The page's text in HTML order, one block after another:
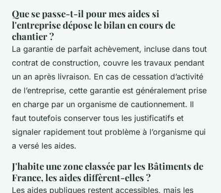
Que se passe-t-il pour mes aides si
l'entreprise dépose le bilan en cours de
chantier ?
La garantie de parfait achèvement, incluse dans tout
contrat de construction, couvre les travaux pendant
un an après livraison. En cas de cessation d’activité
de l’entreprise, cette garantie est généralement prise
en charge par un organisme de cautionnement. Il
faut toutefois conserver tous les justificatifs et
signaler rapidement tout problème à l’organisme qui
a versé les aides.
J'habite une zone classée par les Bâtiments de
France, les aides diffèrent-elles ?
Les aides publiques restent accessibles, mais les